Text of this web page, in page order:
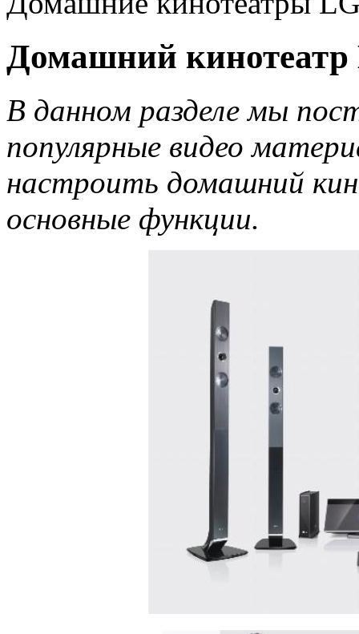
Домашний кинотеатр
В данном разделе мы
популярные видео
настроить домашний
основные функции.